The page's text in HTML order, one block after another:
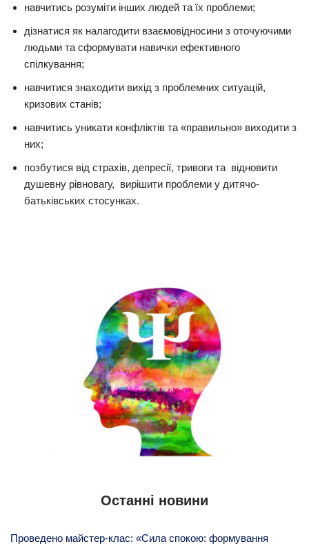
навчитись розуміти інших людей та їх проблеми;
дізнатися як налагодити взаємовідносини з оточуючими
людьми та сформувати навички ефективного
спілкування;
навчитися знаходити вихід з проблемних ситуацій,
кризових станів;
навчитись уникати конфліктів та «правильно» виходити з
них;
позбутися від страхів, депресії, тривоги та відновити
душевну рівновагу, вирішити проблеми у дитячо-
батьківських стосунках.
Останні новини
Проведено майстер-клас: «Сила спокою: формування